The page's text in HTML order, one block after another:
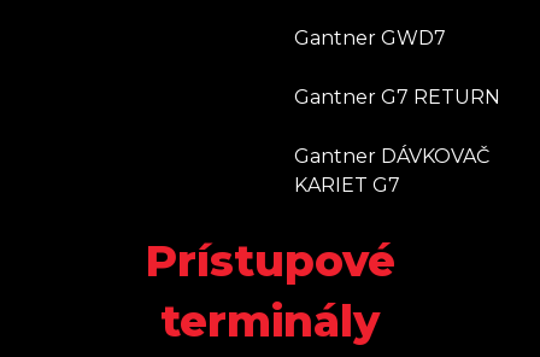
Gantner GWD7
Gantner G7 RETURN
Gantner DÁVKOVAČ
KARIET G7
Prístupové
terminály